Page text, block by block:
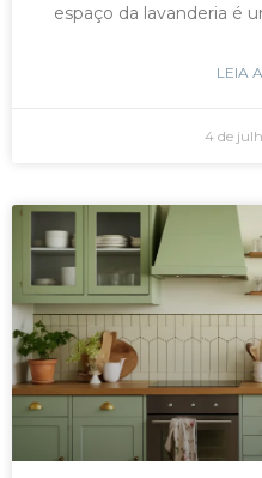
espaço da lavanderia é
LEIA
4 de